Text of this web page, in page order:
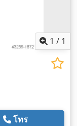
1 / 1
โทร